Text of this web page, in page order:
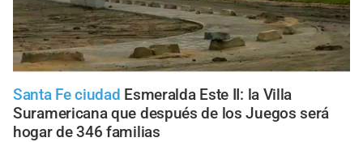
Santa Fe ciudad Esmeralda Este II: la Villa
Suramericana que después de los Juegos será
hogar de 346 familias